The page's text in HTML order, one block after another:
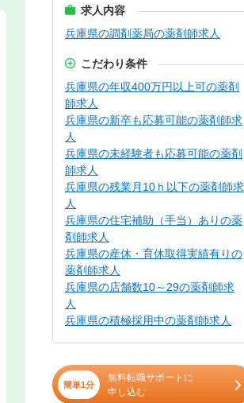
求人内容
兵庫県の調剤薬局の薬剤師求人
こだわり条件
兵庫県の年収400万円以上可の薬剤
師求人
兵庫県の新卒も応募可能の薬剤師求
人
兵庫県の未経験者も応募可能の薬剤
師求人
兵庫県の残業月10ｈ以下の薬剤師求
人
兵庫県の住宅補助（手当）ありの薬
剤師求人
兵庫県の産休・育休取得実績有りの
薬剤師求人
兵庫県の店舗数10～29の薬剤師求
人
兵庫県の積極採用中の薬剤師求人
簡単1分
無料転職サポートに
申し込む